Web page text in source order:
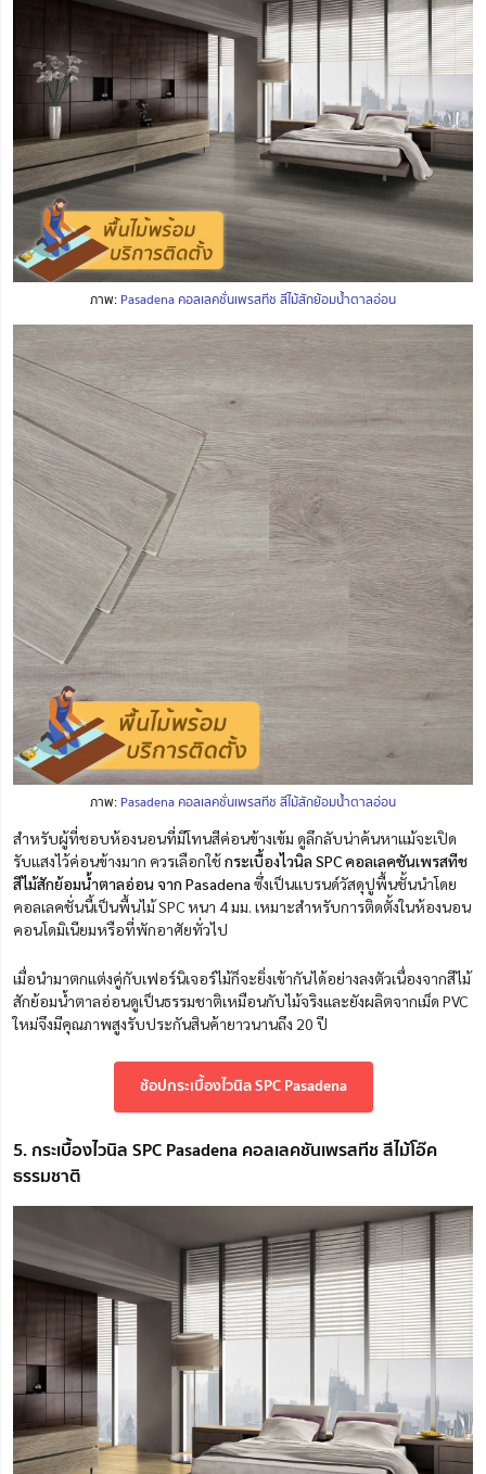
ภาพ: Pasadena คอลเลคชั่นเพรสทีช สีไม้สักย้อมน้ำตาลอ่อน
ภาพ: Pasadena คอลเลคชั่นเพรสทีช สีไม้สักย้อมน้ำตาลอ่อน
สำหรับผู้ที่ชอบห้องนอนที่มีโทนสีค่อนข้างเข้ม ดูลึกลับน่าค้นหาแม้จะเปิด
รับแสงไว้ค่อนข้างมาก ควรเลือกใช้กระเบื้องไวนิล SPC คอลเลคชันเพรสทีช
สีไม้สักย้อมน้ำตาลอ่อน จาก Pasadenaซึ่งเป็นแบรนด์วัสดุปูพื้นชั้นนำโดย
คอลเลคชั่นนี้เป็นพื้นไม้ SPC หนา 4 มม. เหมาะสำหรับการติดตั้งในห้องนอน
คอนโดมิเนียมหรือที่พักอาศัยทั่วไป
เมื่อนำมาตกแต่งคู่กับเฟอร์นิเจอร์ไม้ก็จะยิ่งเข้ากันได้อย่างลงตัวเนื่องจากสีไม้
สักย้อมน้ำตาลอ่อนดูเป็นธรรมชาติเหมือนกับไม้จริงและยังผลิตจากเม็ด PVC
ใหม่จึงมีคุณภาพสูงรับประกันสินค้ายาวนานถึง 20 ปี
ช้อปกระเบื้องไวนิล SPC Pasadena
5. กระเบื้องไวนิล SPC Pasadena คอลเลคชันเพรสทีช สีไม้โอ๊ค
ธรรมชาติ